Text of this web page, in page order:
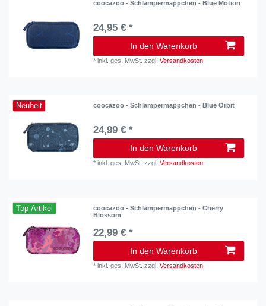
coocazoo - Schlampermäppchen - Blue Motion
24,95 € *
In den Warenkorb
*inkl. ges. MwSt. zzgl.Versandkosten
Neuheit coocazoo - Schlampermäppchen - Blue Orbit
24,99 € *
In den Warenkorb
*inkl. ges. MwSt. zzgl.Versandkosten
Top-Artikel
coocazoo - Schlampermäppchen - Cherry
Blossom
22,99 € *
In den Warenkorb
*inkl. ges. MwSt. zzgl.Versandkosten